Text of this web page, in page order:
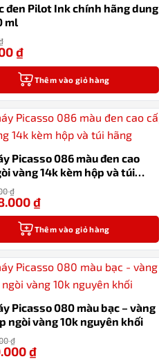
đen Pilot Ink chính hãng dung
ml
₫
Thêm vào giỏ hàng
Picasso 086 màu đen cao
vàng 14k kèm hộp và túi
₫
₫
Thêm vào giỏ hàng
Picasso 080 màu bạc – vàng
ngòi vàng 10k nguyên khối
₫
₫